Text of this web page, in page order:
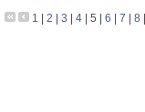
1
2 3 4 5 6 7 8